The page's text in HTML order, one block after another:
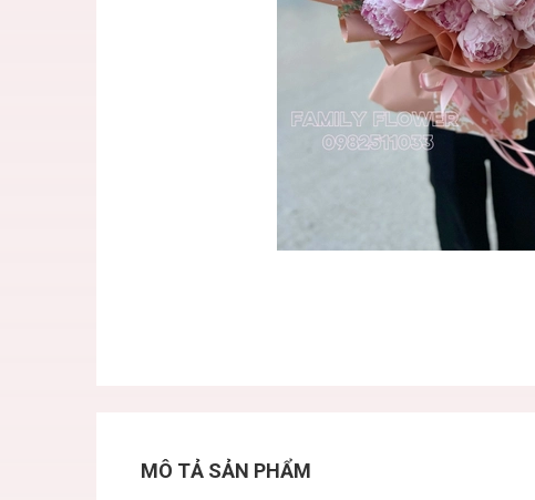
MÔ TẢ SẢN PHẨM